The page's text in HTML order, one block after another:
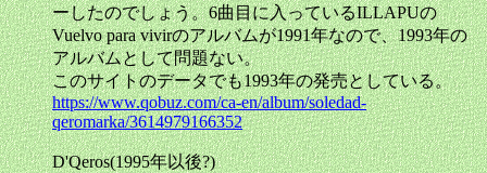
ーしたのでしょう。6曲目に入っているILLAPUの
Vuelvo para vivirのアルバムが1991年なので、1993年の
アルバムとして問題ない。
このサイトのデータでも1993年の発売としている。
https://www.qobuz.com/ca-en/album/soledad-
qeromarka/3614979166352
D'Qeros(1995年以後?)